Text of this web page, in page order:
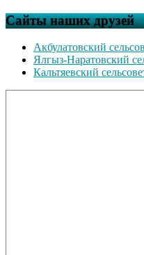
Сайты наших друзей
Акбулатовский
Ялгыз-Наратовский
Кальтяевский